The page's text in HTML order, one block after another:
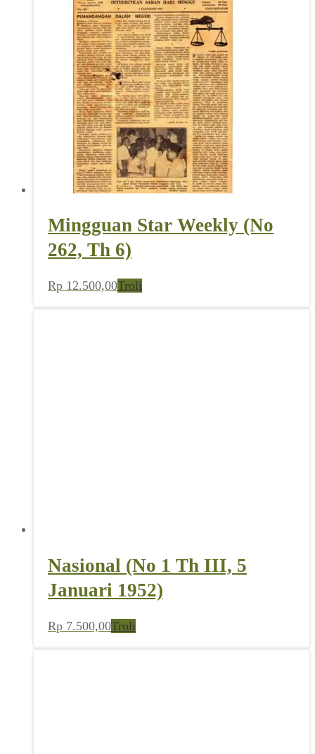
Mingguan Star Weekly (No
262, Th 6)
Rp 12.500,00Troli
Nasional (No 1 Th III, 5
Januari 1952)
Rp 7.500,00Troli